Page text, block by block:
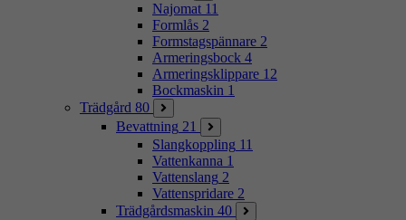
Najomat 11
Formlås 2
Formstagspännare 2
Armeringsbock 4
Armeringsklippare 12
Bockmaskin 1
Trädgård 80
Bevattning 21
Slangkoppling 11
Vattenkanna 1
Vattenslang 2
Vattenspridare 2
Trädgårdsmaskin 40